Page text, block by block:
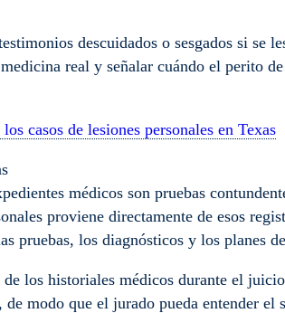
descuidados o sesgados si se
real y señalar cuándo el perito
casos de lesiones personales en Texas
médicos son pruebas
proviene directamente de esos
pruebas, los diagnósticos y los planes
los historiales médicos durante el
modo que el jurado pueda entender